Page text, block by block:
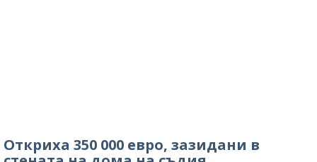
Откриха 350 000 евро, зазидани в